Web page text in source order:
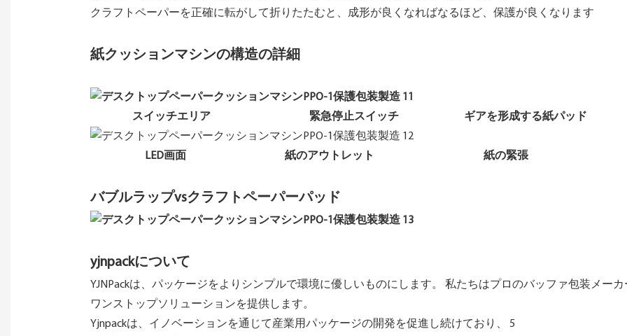
クラフトペーパーを正確に転がして折りたたむと、成形が良くなればなるほど、保護が良くなり
紙クッションマシンの構造の詳細
スイッチエリア 緊急停止スイッチ ギアを形成する紙パッド
LED画面 紙のアウトレット 紙の緊張
バブルラップvsクラフトペーパーパッド
yjnpackについて
YJNPackは、パッケージをよりシンプルで環境に優しいものにします。 私たちはプロのバッファ包装メー
ワンストップソリューションを提供します。
Yjnpackは、イノベーションを通じて産業用パッケージの開発を促進し続けており、 5